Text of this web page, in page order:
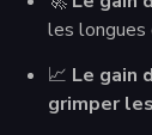
les longues
📈 Le gain
grimper